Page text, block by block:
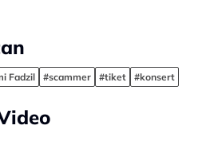
Fadzil #scammer #tiket #konsert